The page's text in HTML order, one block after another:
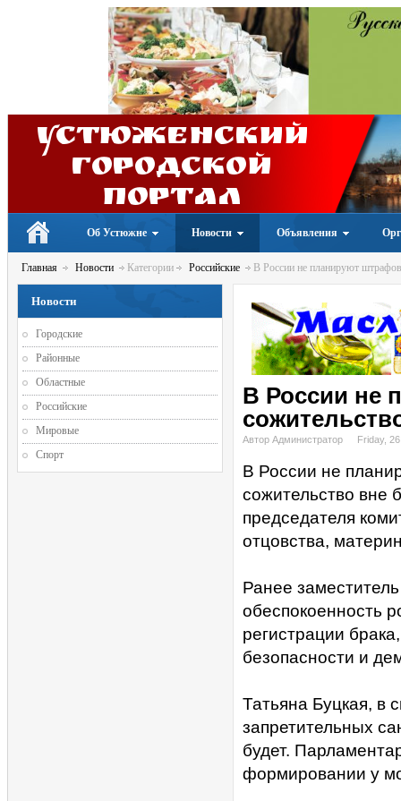
Устюженский
Городской
портал
Об Устюжне Новости Объявления
Главная Новости Категории Российские В России не планируют
В России не
Автор Администратор Friday,
В России не
сожительство вне
председателя
отцовства,
Ранее
обеспокоенность
регистрации
безопасности и
Татьяна Буцкая, в
запретительных
будет.
формировании у
Новости
Городские
Районные
Областные
Российские
Мировые
Спорт